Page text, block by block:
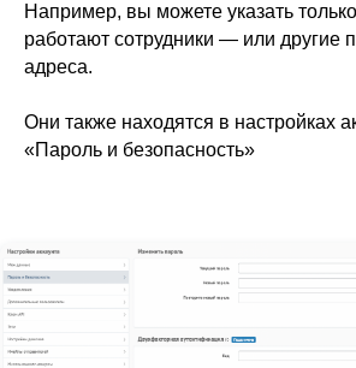
Например, вы можете указать
работают сотрудники — или другие
адреса.
Они также находятся в настройках
«Пароль и безопасность»